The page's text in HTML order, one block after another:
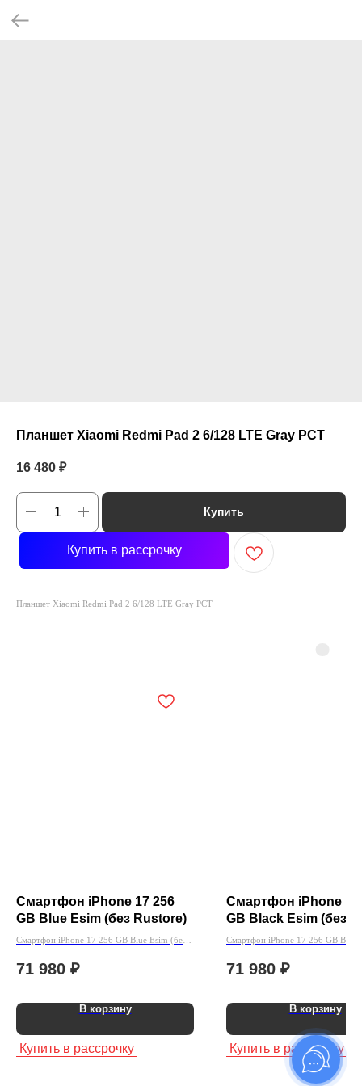
Планшет Xiaomi Redmi Pad 2 6/128 LTE Gray РСТ
16 480 ₽
Купить
Купить в рассрочку
Планшет Xiaomi Redmi Pad 2 6/128 LTE Gray РСТ
Смартфон iPhone 17 256
GB Blue Esim (без Rustore)
Смартфон iPhone 17 256 GB Blue Esim (без
71 980 ₽
В корзину
Купить в рассрочку
Смартфон iPhone 17
GB Black Esim (без
Смартфон iPhone 17 256 GB Black
71 980 ₽
В корзину
Купить в рассрочку